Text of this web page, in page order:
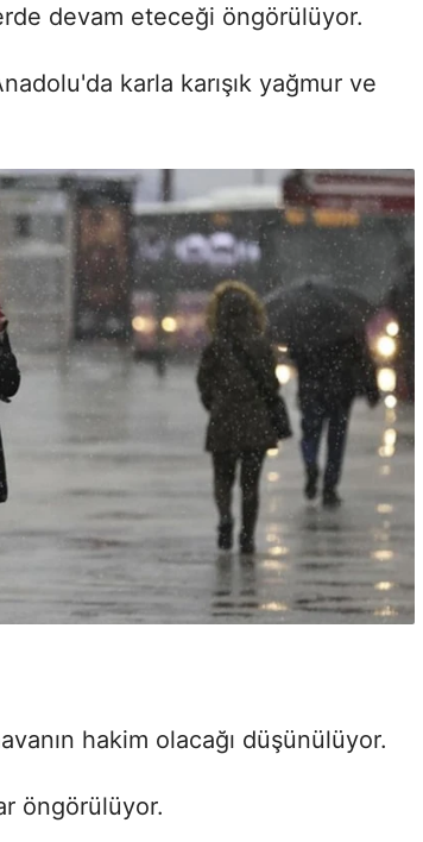
devam eteceği öngörülüyor.
karla karışık yağmur ve
hakim olacağı düşünülüyor.
öngörülüyor.